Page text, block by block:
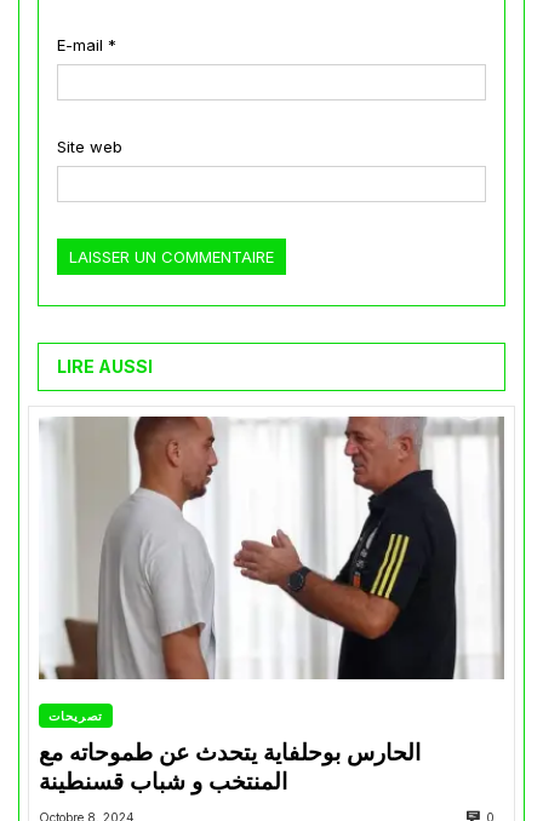
E-mail *
Site web
LIRE AUSSI
تصريحات
الحارس بوحلفاية يتحدث عن طموحاته مع
المنتخب و شباب قسنطينة
Octobre 8, 2024 0